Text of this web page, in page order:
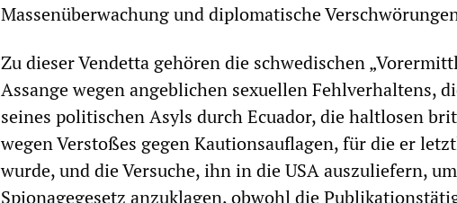
Massenüberwachung und diplomatische
Zu dieser Vendetta gehören die schwedischen
Assange wegen angeblichen sexuellen Fehlverhaltens,
seines politischen Asyls durch Ecuador, die haltlosen
wegen Verstoßes gegen Kautionsauflagen, für die er
wurde, und die Versuche, ihn in die USA auszuliefern,
Spionagegesetz anzuklagen, obwohl die